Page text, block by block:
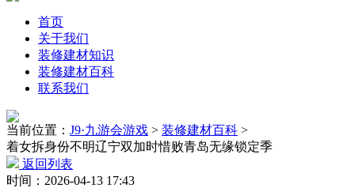
首页
关于我们
装修建材知识
装修建材百科
联系我们
当前位置： J9·九游会游戏 > 装修建材百科 >
着女拆身份不明辽宁双加时惜败青岛无缘锁定季
返回列表
时间：2026-04-13 17:43